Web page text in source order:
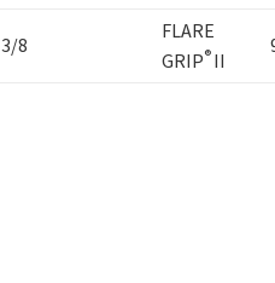
3/8
FLARE
GRIP® II